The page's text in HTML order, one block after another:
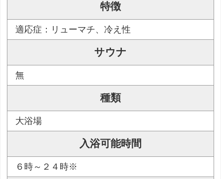
特徴
適応症：リューマチ、冷え性
サウナ
無
種類
大浴場
入浴可能時間
６時～２４時※